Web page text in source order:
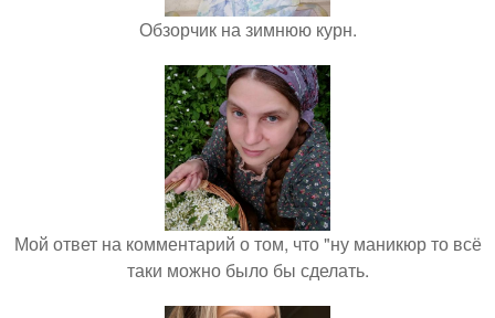
Обзорчик на зимнюю курн.
Мой ответ на комментарий о том, что "ну маникюр то всё
таки можно было бы сделать.